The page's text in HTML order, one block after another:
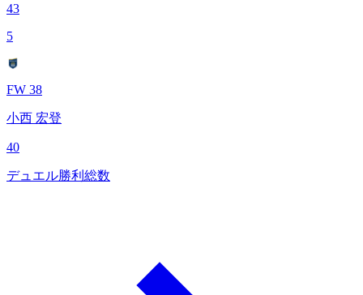
43
5
FW 38
小西 宏登
40
デュエル勝利総数